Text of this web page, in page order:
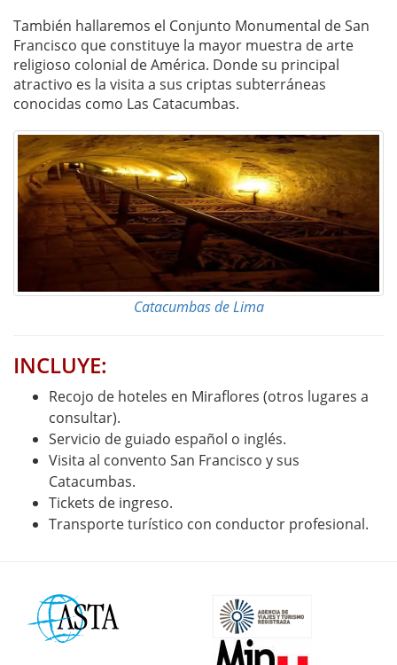
También hallaremos el Conjunto Monumental de San
Francisco que constituye la mayor muestra de arte
religioso colonial de América. Donde su principal
atractivo es la visita a sus criptas subterráneas
conocidas como Las Catacumbas.
Catacumbas de Lima
INCLUYE:
Recojo de hoteles en Miraflores (otros lugares a
consultar).
Servicio de guiado español o inglés.
Visita al convento San Francisco y sus
Catacumbas.
Tickets de ingreso.
Transporte turístico con conductor profesional.